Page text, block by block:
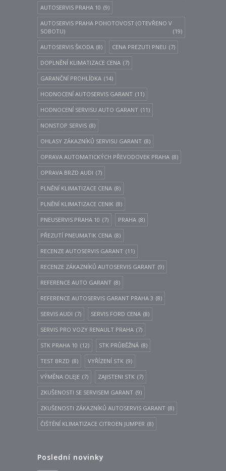
AUTOSERVIS PRAHA 10 (9)
AUTOSERVIS PRAHA POHOTOVOST (OTEVŘENO V
SOBOTU)
(19)
AUTOSERVIS ŠKODA (8) CENA PREZUTI PNEU (7)
DOPLNĚNÍ KLIMATIZACE CENA (7)
GARANČNÍ PROHLÍDKA (14)
HODNOCENÍ AUTOSERVIS GARANT (11)
HODNOCENÍ SERVISU AUTO GARANT (11)
NONSTOP SERVIS (8)
OHLASY ZÁKAZNÍKŮ SERVISU GARANT (8)
OPRAVA AUTOMATICKÝCH PŘEVODOVEK PRAHA (8)
OPRAVA BRZD AUDI (7)
PLNĚNÍ KLIMATIZACE CENA (8)
PLNĚNÍ KLIMATIZACE CENIK (8)
PNEUSERVIS PRAHA 10 (7) PRAHA (8)
PŘEZUTÍ PNEUMATIK CENA (8)
RECENZE AUTOSERVIS GARANT (11)
RECENZE ZÁKAZNÍKŮ AUTOSERVIS GARANT (9)
REFERENCE AUTO GARANT (8)
REFERENCE AUTOSERVIS GARANT PRAHA 3 (8)
SERVIS AUDI (7) SERVIS FORD CENA (8)
SERVIS PRO VOZY RENAULT PRAHA (7)
STK PRAHA 10 (12) STK PRŮBĚŽNÁ (8)
TEST BRZD (8) VYŘÍZENÍ STK (9)
VÝMĚNA OLEJE (7) ZAJISTENI STK (7)
ZKUŠENOSTI SE SERVISEM GARANT (9)
ZKUŠENOSTI ZÁKAZNÍKŮ AUTOSERVIS GARANT (8)
ČIŠTĚNÍ KLIMATIZACE CITROEN JUMPER (8)
Poslední novinky